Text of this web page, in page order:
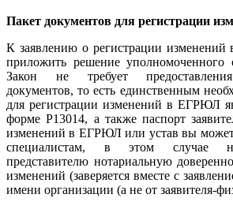
Пакет документов для регистрации
К заявлению о регистрации
приложить решение
Закон не требует
документов, то есть единственным
для регистрации изменений в ЕГРЮЛ
форме Р13014, а также паспорт
изменений в ЕГРЮЛ или устав вы
специалистам, в этом случае
представителю нотариальную
изменений (заверяется вместе с
имени организации (а не от заявителя-